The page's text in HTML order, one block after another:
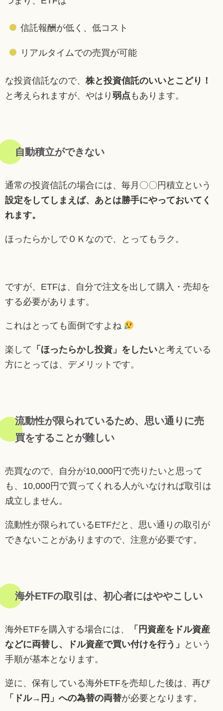
信託報酬が低く、低コスト
リアルタイムでの売買が可能
な投資信託なので、株と投資信託のいいとこどり！
と考えられますが、やはり 弱点 もあります。
自動積立ができない
通常の投資信託の場合には、毎月〇〇円積立という
設定をしてしまえば、あとは勝手にやっておいてく
れます。
ほったらかしでＯＫなので、とってもラク。
ですが、ETFは、自分で注文を出して購入・売却を
する必要があります。
これはとっても面倒ですよね
楽して 「ほったらかし投資」をしたいと考えている
方にとっては、デメリットです。
流動性が限られているため、思い通りに売
買をすることが難しい
売買なので、自分が10,000円で売りたいと思って
も、10,000円で買ってくれる人がいなければ取引は
成立しません。
流動性が限られているETFだと、思い通りの取引が
できないことがありますので、注意が必要です。
海外ETFの取引は、初心者にはややこしい
海外ETFを購入する場合には、
「円資産をドル資産
などに両替し、ドル資産で買い付けを行う」
という
手順が基本となります。
逆に、保有している海外ETFを売却した後は、再び
「ドル→円」への為替の両替が必要となります。